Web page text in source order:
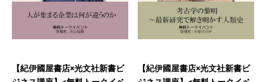
【紀伊國屋書店×光文社新書ビ
【紀伊國屋書店×光文社新書ビ